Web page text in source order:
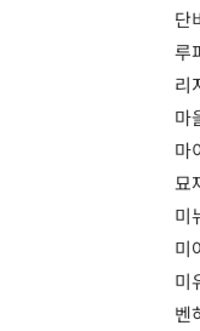
단
루
리
마
마
묘
미
미
미
벤